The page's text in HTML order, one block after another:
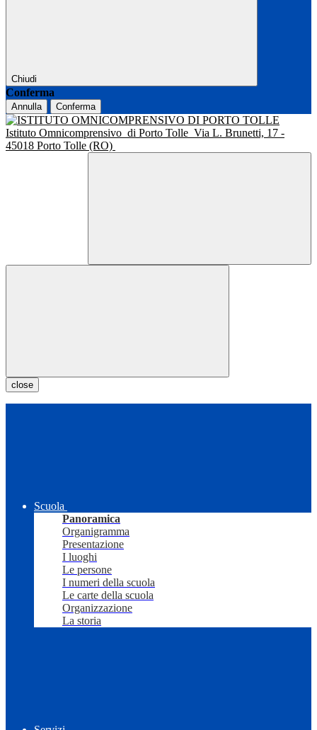
Chiudi
Conferma
Annulla Conferma
Istituto Omnicomprensivo di Porto Tolle Via L. Brunetti, 17 -
45018 Porto Tolle (RO)
close
Scuola
Panoramica
Organigramma
Presentazione
I luoghi
Le persone
I numeri della scuola
Le carte della scuola
Organizzazione
La storia